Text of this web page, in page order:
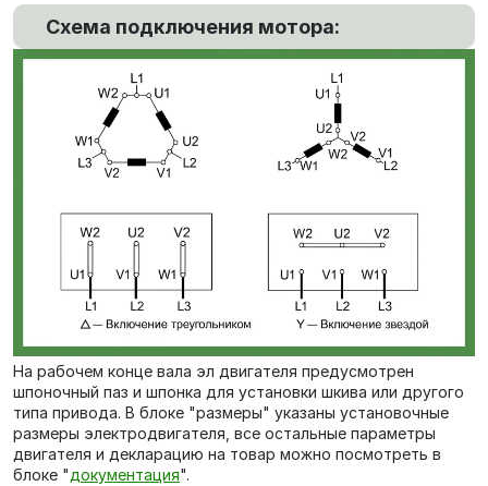
Схема подключения мотора:
На рабочем конце вала эл двигателя предусмотрен
шпоночный паз и шпонка для установки шкива или другого
типа привода. В блоке "размеры" указаны установочные
размеры электродвигателя, все остальные параметры
двигателя и декларацию на товар можно посмотреть в
блоке "документация".